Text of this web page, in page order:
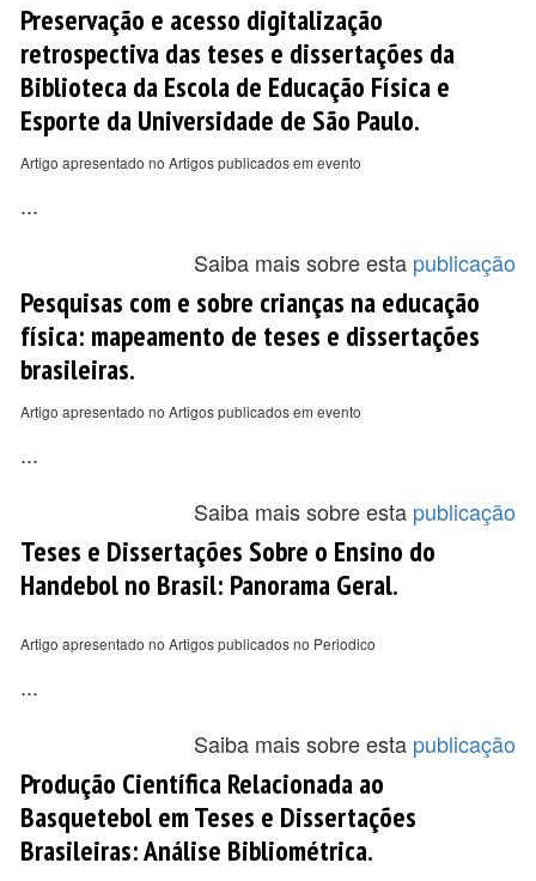
Preservação e acesso digitalização
retrospectiva das teses e dissertações da
Biblioteca da Escola de Educação Física e
Esporte da Universidade de São Paulo.
Artigo apresentado no Artigos publicados em evento
...
Saiba mais sobre esta publicação
Pesquisas com e sobre crianças na educação
física: mapeamento de teses e dissertações
brasileiras.
Artigo apresentado no Artigos publicados em evento
...
Saiba mais sobre esta publicação
Teses e Dissertações Sobre o Ensino do
Handebol no Brasil: Panorama Geral.
Artigo apresentado no Artigos publicados no Periodico
...
Saiba mais sobre esta publicação
Produção Científica Relacionada ao
Basquetebol em Teses e Dissertações
Brasileiras: Análise Bibliométrica.